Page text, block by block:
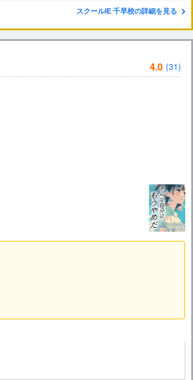
スクールIE 千早校の詳細を見る
4.0 (31)